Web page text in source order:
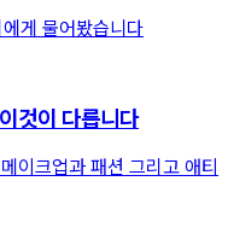
것이 다릅니다
이크업과 패션 그리고 애티